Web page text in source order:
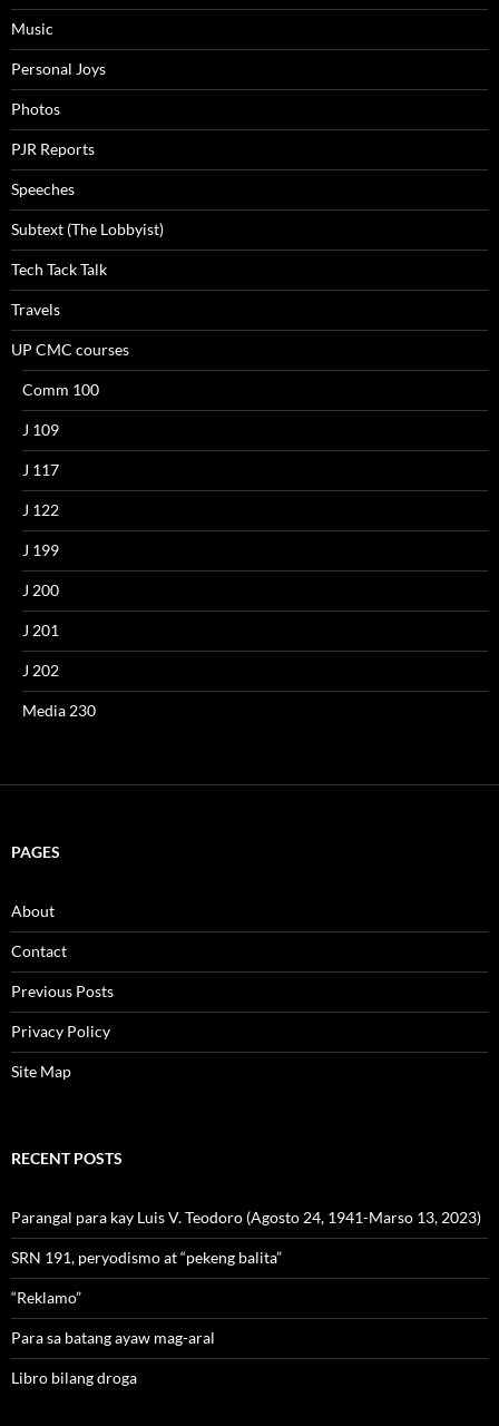
Music
Personal Joys
Photos
PJR Reports
Speeches
Subtext (The Lobbyist)
Tech Tack Talk
Travels
UP CMC courses
Comm 100
J 109
J 117
J 122
J 199
J 200
J 201
J 202
Media 230
PAGES
About
Contact
Previous Posts
Privacy Policy
Site Map
RECENT POSTS
Parangal para kay Luis V. Teodoro (Agosto 24, 1941-Marso 13, 2023)
SRN 191, peryodismo at “pekeng balita”
“Reklamo”
Para sa batang ayaw mag-aral
Libro bilang droga